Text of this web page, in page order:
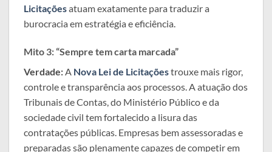
Licitaçõesatuam exatamente para traduzir a
burocracia em estratégia e eficiência.
Mito 3: “Sempre tem carta marcada”
Verdade:A Nova Lei de Licitaçõestrouxe mais rigor,
controle e transparência aos processos. A atuação dos
Tribunais de Contas, do Ministério Público e da
sociedade civil tem fortalecido a lisura das
contratações públicas. Empresas bem assessoradas e
preparadas são plenamente capazes de competir em